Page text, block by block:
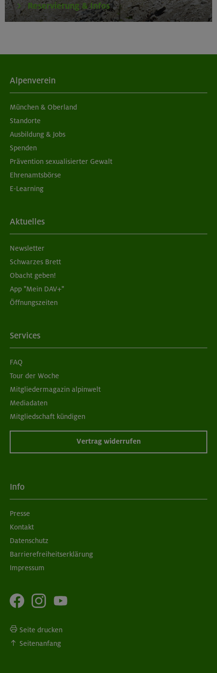
Reservierung & Infos
Alpenverein
München & Oberland
Standorte
Ausbildung & Jobs
Spenden
Prävention sexualisierter Gewalt
Ehrenamtsbörse
E-Learning
Aktuelles
Newsletter
Schwarzes Brett
Obacht geben!
App "Mein DAV+"
Öffnungszeiten
Services
FAQ
Tour der Woche
Mitgliedermagazin alpinwelt
Mediadaten
Mitgliedschaft kündigen
Vertrag widerrufen
Info
Presse
Kontakt
Datenschutz
Barrierefreiheitserklärung
Impressum
Seite drucken
Seitenanfang